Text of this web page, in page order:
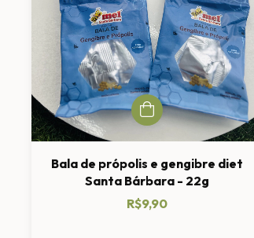
Bala de própolis e gengibre diet
Santa Bárbara - 22g
R$9,90